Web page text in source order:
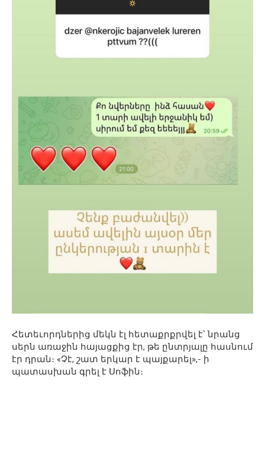
Հետեւորդներից մեկն էլ հետաքրքրվել է՝ նրանց
սերն առաջին հայացքից էր, թե ընտրյալը հասնում
էր դրան։ «Չէ, շատ երկար է պայքարել»,- ի
պատասխան գրել է Սոֆին։